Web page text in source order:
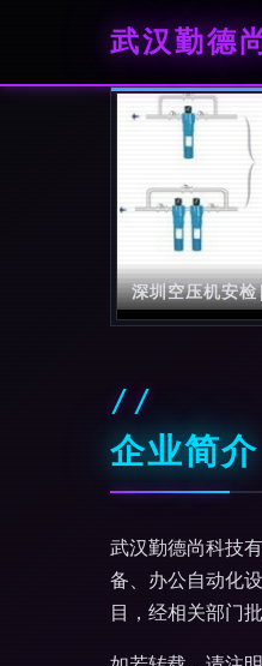
武汉勤德
深圳空压机安
企业简介
武汉勤德尚科技
备、办公自动化
目，经相关部门